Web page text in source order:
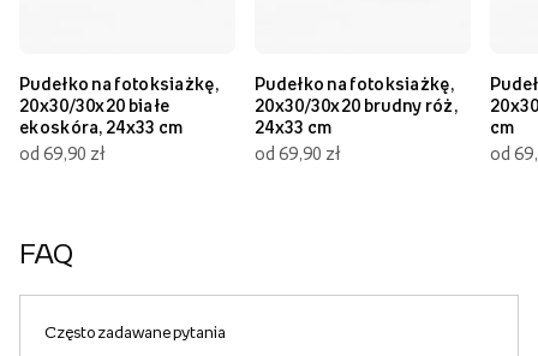
Pudełko na fotoksiażkę,
20x30/30x20 białe
ekoskóra, 24x33 cm
od 69,90 zł
Pudełko na fotoksiażkę,
20x30/30x20 brudny róż,
24x33 cm
od 69,90 zł
cm
od
FAQ
Często zadawane pytania